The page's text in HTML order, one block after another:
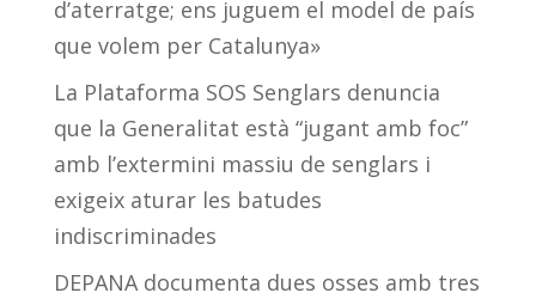
d’aterratge; ens juguem el model de país
que volem per Catalunya»
La Plataforma SOS Senglars denuncia
que la Generalitat està “jugant amb foc”
amb l’extermini massiu de senglars i
exigeix aturar les batudes
indiscriminades
DEPANA documenta dues osses amb tres